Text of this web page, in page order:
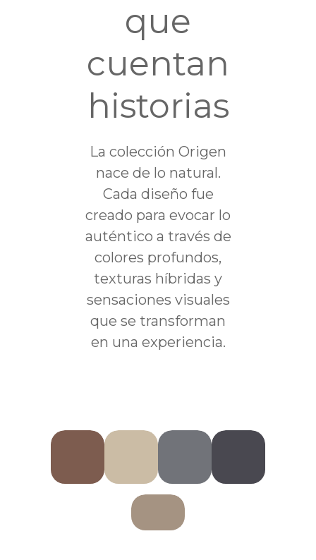
que
cuentan
historias
La colección Origen
nace de lo natural.
Cada diseño fue
creado para evocar lo
auténtico a través de
colores profundos,
texturas híbridas y
sensaciones visuales
que se transforman
en una experiencia.